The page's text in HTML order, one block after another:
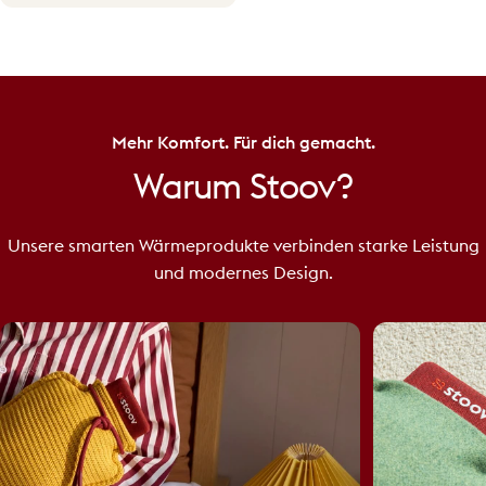
Mehr Komfort. Für dich gemacht.
Warum Stoov?
Unsere smarten Wärmeprodukte verbinden starke Leistung
und modernes Design.